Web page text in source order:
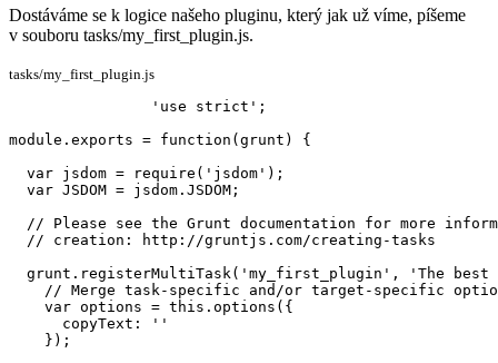
Dostáváme se k logice našeho pluginu, který jak už víme, píšeme
v souboru tasks/my_first_plugin.js.
tasks/my_first_plugin.js
'use strict';
module.exports = function(grunt) {
  var jsdom = require('jsdom');
  var JSDOM = jsdom.JSDOM;
// Please see the Grunt documentation for more
  // creation: http://gruntjs.com/creating-tasks
grunt.registerMultiTask('my_first_plugin', 'The
// Merge task-specific and/or target-specific
    var options = this.options({
      copyText: ''
    });